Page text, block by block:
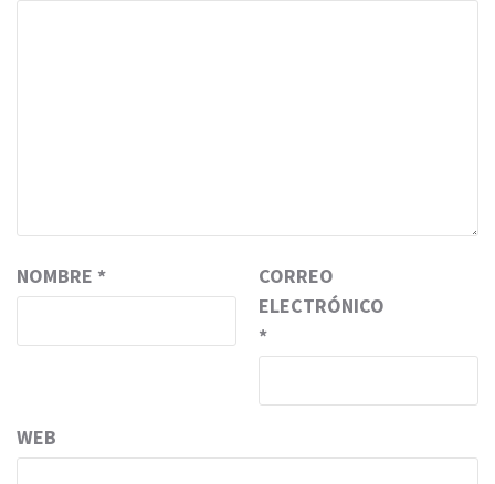
NOMBRE *
CORREO
ELECTRÓNICO
*
WEB